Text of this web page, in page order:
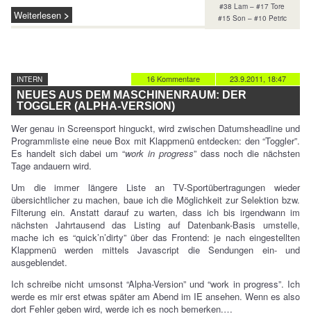
#38 Lam – #17 Tore
#15 Son – #10 Petric
Weiterlesen
23.9.2011, 18:47
16 Kommentare
INTERN
NEUES AUS DEM MASCHINENRAUM: DER
TOGGLER (ALPHA-VERSION)
Wer genau in Screensport hinguckt, wird zwischen Datumsheadline und
Programmliste eine neue Box mit Klappmenü entdecken: den “Toggler”.
Es handelt sich dabei um “work in progress” dass noch die nächsten
Tage andauern wird.
Um die immer längere Liste an TV-Sportübertragungen wieder
übersichtlicher zu machen, baue ich die Möglichkeit zur Selektion bzw.
Filterung ein. Anstatt darauf zu warten, dass ich bis irgendwann im
nächsten Jahrtausend das Listing auf Datenbank-Basis umstelle,
mache ich es “quick’n’dirty” über das Frontend: je nach eingestellten
Klappmenü werden mittels Javascript die Sendungen ein- und
ausgeblendet.
Ich schreibe nicht umsonst “Alpha-Version” und “work in progress”. Ich
werde es mir erst etwas später am Abend im IE ansehen. Wenn es also
dort Fehler geben wird, werde ich es noch bemerken.…